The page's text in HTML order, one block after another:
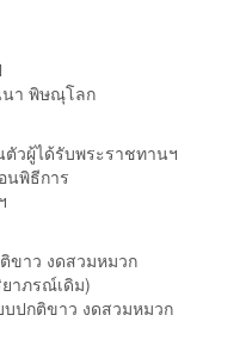
นา พิษณุโลก
ตัวผู้ได้รับพระราชทานฯ
นพิธีการ
ขาว งดสวมหมวก
าภรณ์เดิม)
บปกติขาว งดสวมหมวก